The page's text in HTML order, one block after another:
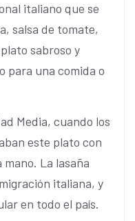
italiano que se
salsa de tomate,
sabroso y
para una comida o
Media, cuando los
este plato con
La lasaña
italiana, y
en todo el país.